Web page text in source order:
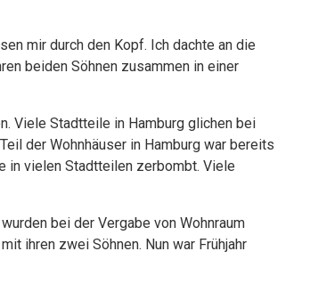
mir durch den Kopf. Ich dachte an die
beiden Söhnen zusammen in einer
Viele Stadtteile in Hamburg glichen bei
der Wohnhäuser in Hamburg war bereits
in vielen Stadtteilen zerbombt. Viele
bei der Vergabe von Wohnraum
ihren zwei Söhnen. Nun war Frühjahr